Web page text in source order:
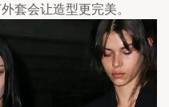
套会让造型更完美。